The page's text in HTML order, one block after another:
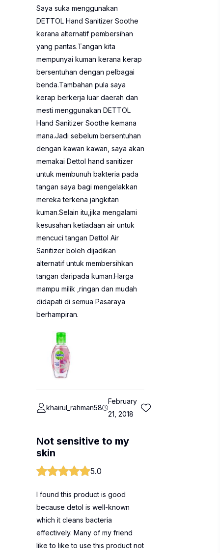
Saya suka menggunakan
DETTOL Hand Sanitizer Soothe
kerana alternatif pembersihan
yang pantas.Tangan kita
mempunyai kuman kerana kerap
bersentuhan dengan pelbagai
benda.Tambahan pula saya
kerap berkerja luar daerah dan
mesti menggunakan DETTOL
Hand Sanitizer Soothe kemana
mana.Jadi sebelum bersentuhan
dengan kawan kawan, saya akan
memakai Dettol hand sanitizer
untuk membunuh bakteria pada
tangan saya bagi mengelakkan
mereka terkena jangkitan
kuman.Selain itu,jika mengalami
kesusahan ketiadaan air untuk
mencuci tangan Dettol Air
Sanitizer boleh dijadikan
alternatif untuk membersihkan
tangan daripada kuman.Harga
mampu milik ,ringan dan mudah
didapati di semua Pasaraya
berhampiran.
khairul_rahman58
February
21, 2018
Not sensitive to my
skin
5.0
I found this product is good
because detol is well-known
which it cleans bacteria
effectively. Many of my friend
like to like to use this product not